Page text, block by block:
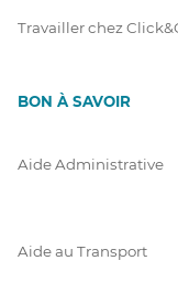
Travailler chez
BON À SAVOIR
Aide Administrative
Aide au Transport